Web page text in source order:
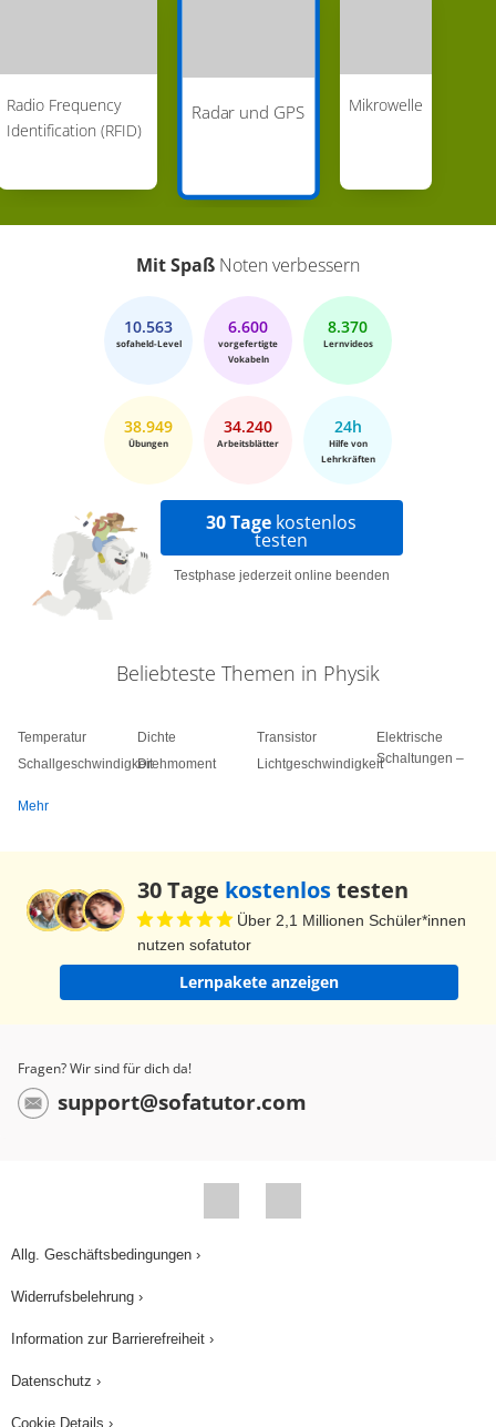
auf Satelliten, die mit kodierten Radiosignalen
ständig ihre aktuelle Position und die genaue
können spezielle GPS-Empfänger dann ihre
eigene Position und Geschwindigkeit berechnen.
Ein Blick auf das GPS-Gerät reicht aus, um
festzustellen.
Radio Frequency
Identification (RFID)
Radar und GPS Mikrowelle
Mit Spaß Noten verbessern
10.563
sofaheld-Level
6.600
vorgefertigte
Vokabeln
8.370
Lernvideos
38.949
Übungen
34.240
Arbeitsblätter
24h
Hilfe von
Lehrkräften
30 Tage kostenlos
testen
Testphase jederzeit online beenden
Beliebteste Themen in Physik
Temperatur
Schallgeschwindigkeit
Dichte
Drehmoment
Transistor
Lichtgeschwindigkeit
Elektrische
Schaltungen –
Mehr
30 Tage kostenlostesten
Über 2,1 Millionen Schüler*innen
nutzen sofatutor
Lernpakete anzeigen
Fragen? Wir sind für dich da!
support@sofatutor.com
Allg. Geschäftsbedingungen ›
Widerrufsbelehrung ›
Information zur Barrierefreiheit ›
Datenschutz ›
Cookie Details ›